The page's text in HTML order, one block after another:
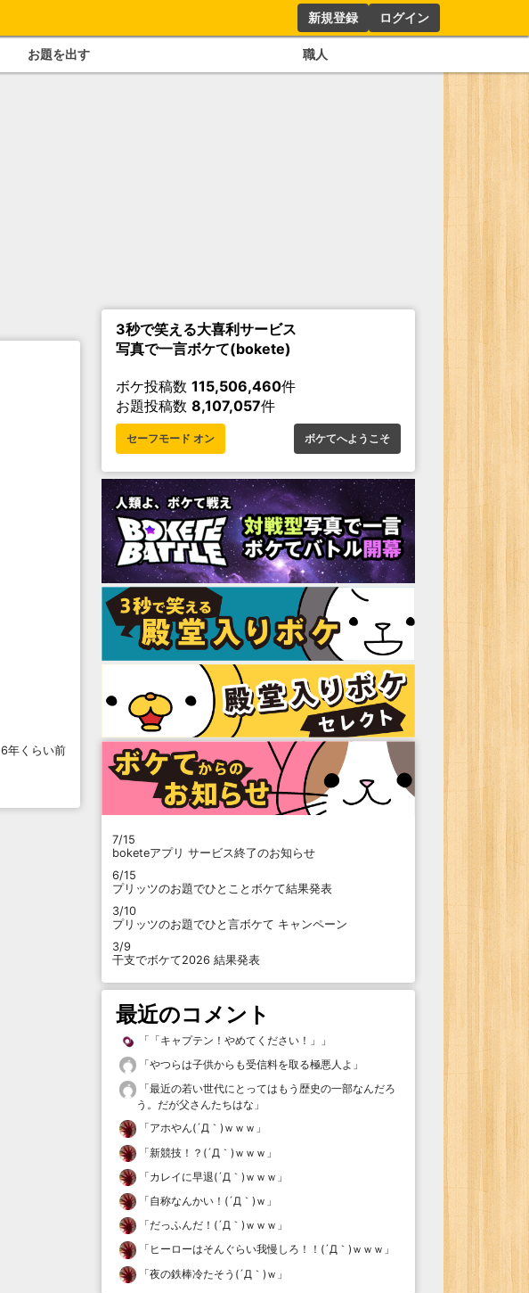
新規登録 ログイン
お題を出す 職人
6年くらい前
3秒で笑える大喜利サービス
写真で一言ボケて(bokete)
ボケ投稿数 115,506,460件
お題投稿数 8,107,057件
セーフモード オン ボケてへようこそ
7/15
boketeアプリ サービス終了のお知らせ
6/15
プリッツのお題でひとことボケて結果発表
3/10
プリッツのお題でひと言ボケて キャンペーン
3/9
干支でボケて2026 結果発表
最近のコメント
「 「キャプテン！やめてください！」
」
「やつらは子供からも受信料を取る極悪人よ 」
「最近の若い世代にとってはもう歴史の一部なんだろ
う。だが父さんたちはな 」
「アホやん(´Д｀)ｗｗｗ 」
「新競技！？(´Д｀)ｗｗｗ 」
「カレイに早退(´Д｀)ｗｗｗ 」
「自称なんかい！(´Д｀)ｗ 」
「だっふんだ！(´Д｀)ｗｗｗ 」
「 ヒーローはそんぐらい我慢しろ！！(´Д｀)ｗｗｗ 」
「夜の鉄棒冷たそう(´Д｀)ｗ 」